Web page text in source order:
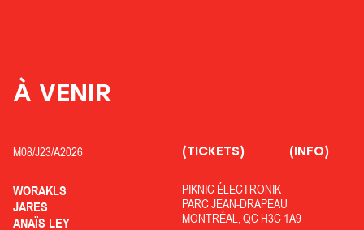
À VENIR
M08/J23/A2026
WORAKLS
JARES
ANAÏS LEY
PIKNIC ÉLECTRONIK
PARC JEAN-DRAPEAU
MONTRÉAL, QC H3C 1A9
(TICKETS) (INFO)